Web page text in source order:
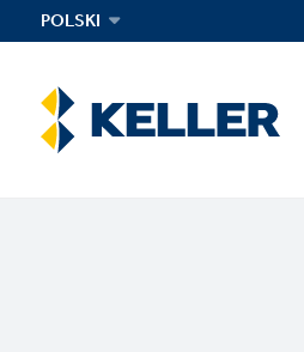
to
content
POLSKI